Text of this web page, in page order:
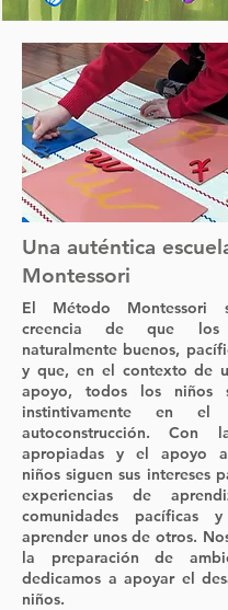
Una auténtica
Montessori
El Método Montessori
creencia de que los
naturalmente buenos,
y que, en el contexto de
apoyo, todos los niños
instintivamente en
autoconstrucción. Con
apropiadas y el apoyo
niños siguen sus intereses
experiencias de
comunidades pacíficas
aprender unos de otros.
la preparación de
dedicamos a apoyar el
niños.